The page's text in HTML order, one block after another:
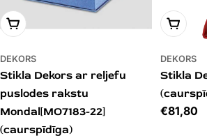
PIEVIENOT GROZAM
DEKORS
Stikla Dekors ar reljefu
puslodes rakstu
Mondal[MO7183-22]
(caurspīdīga)
DEKORS
Stikla
Cena
€81,80